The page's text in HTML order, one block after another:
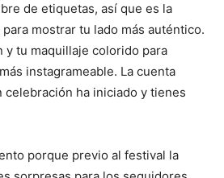
de etiquetas, así que es la
mostrar tu lado más auténtico.
y tu maquillaje colorido para
instagrameable. La cuenta
celebración ha iniciado y tienes
porque previo al festival la